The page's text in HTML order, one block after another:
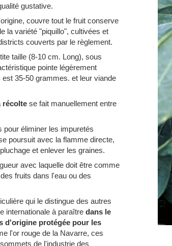
gustative.
couvre tout le fruit conserve
la variété "piquillo", cultivées et
couverts par le règlement.
taille (8-10 cm. Long), sous
pointe légèrement
35-50 grammes. et leur viande
récoltese fait manuellement entre
pour éliminer les impuretés
poursuit avec la flamme directe,
et enlever les graines.
avec laquelle doit être comme
fruits dans l'eau ou des
qui le distingue des autres
internationale à paraîtredans le
d'origine protégée pour les
l'or rouge de la Navarre, ces
de l'industrie des